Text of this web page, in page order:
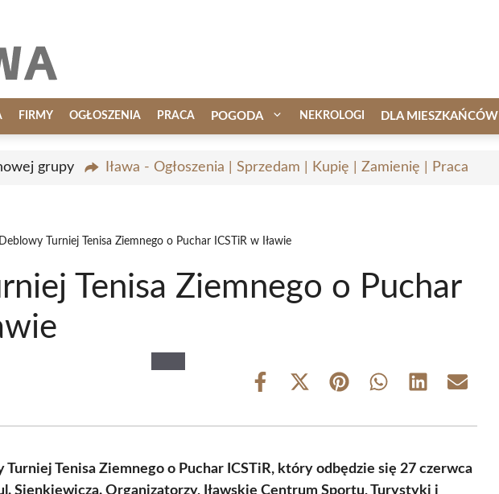
FIRMY OGŁOSZENIA PRACA POGODA NEKROLOGI DLA MIESZKAŃCÓW
grupy Iława - Ogłoszenia | Sprzedam | Kupię | Zamienię | Praca
Deblowy Turniej Tenisa Ziemnego o Puchar ICSTiR w Iławie
Tenisa Ziemnego o Puchar
Share
Share
(Twitter)
Share Share Share Share
Turniej Tenisa Ziemnego o Puchar ICSTiR, który odbędzie się 27 czerwca
Sienkiewicza. Organizatorzy, Iławskie Centrum Sportu, Turystyki i